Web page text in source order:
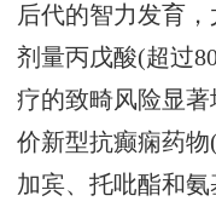
后代的智力发育
剂量丙戊酸(超过
疗的致畸风险显
价新型抗癫痫药
加宾、托吡酯和